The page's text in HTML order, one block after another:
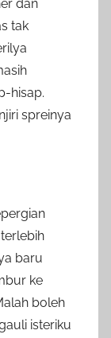
dan
tak
hisap.
spreinya
baru
ke
boleh
isteriku